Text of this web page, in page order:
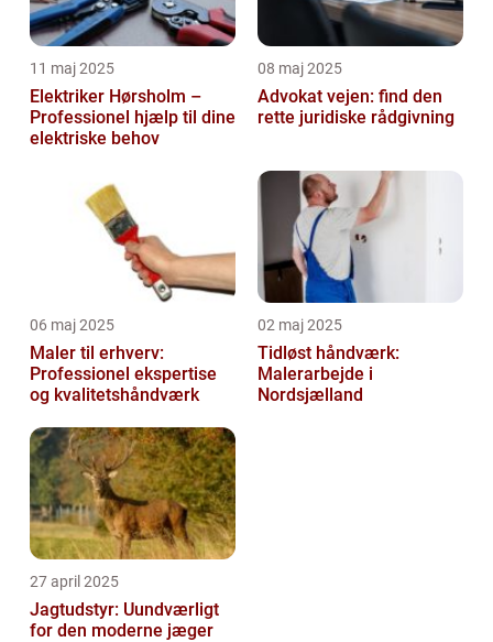
11 maj 2025
Elektriker Hørsholm –
Professionel hjælp til dine
elektriske behov
08 maj 2025
Advokat vejen: find den
rette juridiske rådgivning
06 maj 2025
Maler til erhverv:
Professionel ekspertise
og kvalitetshåndværk
02 maj 2025
Tidløst håndværk:
Malerarbejde i
Nordsjælland
27 april 2025
Jagtudstyr: Uundværligt
for den moderne jæger